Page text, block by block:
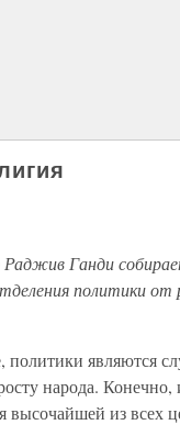
Раджив Ганди
политики
являются
народа.
высочайшей из всех